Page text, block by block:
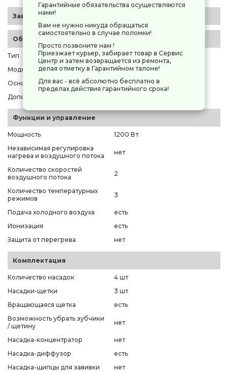
Заводские данные
Общие параметры
Тип
фен-щетка
Модель
Felfri HS05
Основной цвет
черный
Дополнительный цвет
Функции и управление
Мощность
1200 Вт
Независимая регулировка
нагрева и воздушного потока
нет
Количество скоростей
воздушного потока
2
Количество температурных
режимов
3
Подача холодного воздуха
есть
Ионизация
есть
Защита от перегрева
нет
Комплектация
Количество насадок
4 шт
Насадки-щетки
3 шт
Вращающаяся щетка
есть
Возможность убрать зубчики
/ щетину
нет
Насадка-концентратор
нет
Насадка-диффузор
есть
Насадка-щипцы для завивки
нет
Гарантийные обязательства осуществляются
нами!
Вам не нужно никуда обращаться
самостоятельно в случае поломки!
Просто позвоните нам !
Приезжает курьер, забирает товар в Сервис
Центр и затем возвращается из ремонта,
делая отметку в Гарантийном талоне!
Для вас - всё абсолютно бесплатно в
пределах действия гарантийного срока!